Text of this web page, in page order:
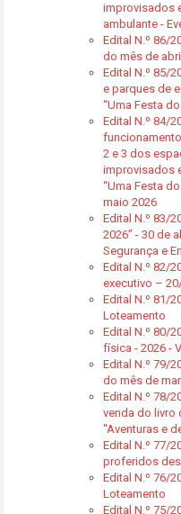
improvisados
ambulante -
Edital N.º 86/
do mês de
Edital N.º 85/
e parques de
“Uma Festa
Edital N.º 84/
2 e 3 dos
improvisados
“Uma Festa
maio 2026
Edital N.º 83/
2026” - 30 de
Segurança e
Edital N.º 82/
executivo –
Edital N.º 81/
Loteamento
Edital N.º 80/
física - 2026 -
Edital N.º 79/
do mês de
Edital N.º 78/
venda do livro
"Aventuras e
Edital N.º 77/
proferidos
Edital N.º 76/
Loteamento
Edital N.º 75/